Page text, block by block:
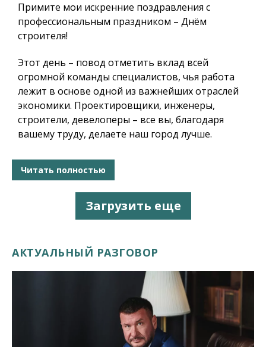
Примите мои искренние поздравления с
профессиональным праздником – Днём
строителя!
Этот день – повод отметить вклад всей
огромной команды специалистов, чья работа
лежит в основе одной из важнейших отраслей
экономики. Проектировщики, инженеры,
строители, девелоперы – все вы, благодаря
вашему труду, делаете наш город лучше.
Читать полностью
Загрузить еще
АКТУАЛЬНЫЙ РАЗГОВОР